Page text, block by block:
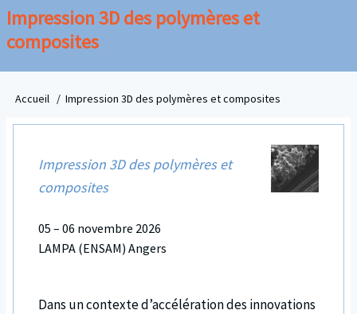
account
menu
Impression 3D des polymères et
composites
Fil
d'Ariane
Accueil Impression 3D des polymères et composites
Impression 3D des polymères et
composites
05 – 06 novembre 2026
LAMPA (ENSAM) Angers
Dans un contexte d’accélération des innovations